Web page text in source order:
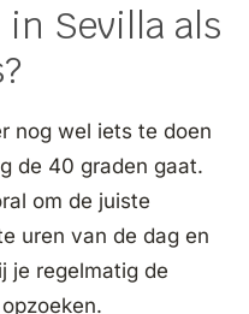
Sevilla als
nog wel iets te doen
de 40 graden gaat.
om de juiste
uren van de dag en
je regelmatig de